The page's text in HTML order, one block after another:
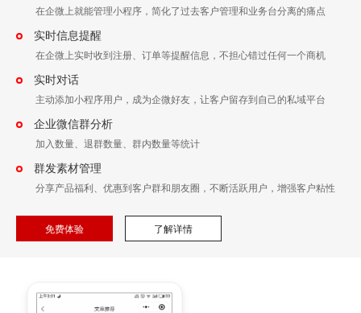
在企微上就能管理小程序，简化了过去客户管理和业务台分离的痛点
实时信息提醒
在企微上实时收到注册、订单等提醒信息，不担心错过任何一个商机
实时对话
主动添加小程序用户，成为企微好友，让客户留存到自己的私域平台
企业微信群分析
加入数量、退群数量、群内数量等统计
群发素材管理
分享产品福利、优惠到客户群和朋友圈，不断活跃用户，增强客户粘性
免费体验 了解详情